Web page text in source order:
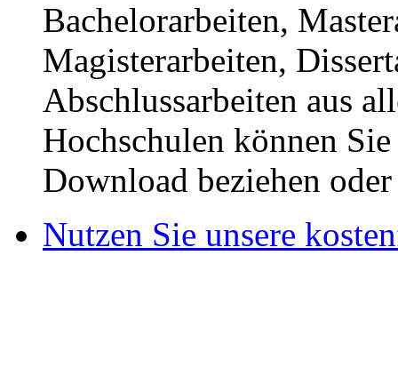
Bachelorarbeiten,
Magisterarbeiten,
Abschlussarbeiten aus
Hochschulen können
Download beziehen
Nutzen Sie unsere